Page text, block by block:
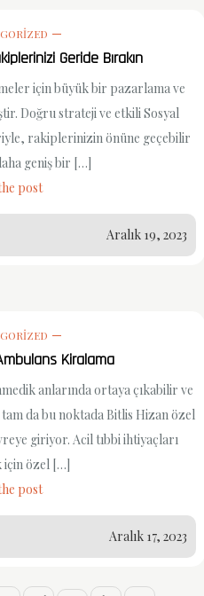
Geride Bırakın
için büyük bir pazarlama ve
Doğru strateji ve etkili Sosyal
rakiplerinizin önüne geçebilir
geniş bir […]
post
Aralık 19, 2023
Kiralama
anlarında ortaya çıkabilir ve
da bu noktada Bitlis Hizan özel
giriyor. Acil tıbbi ihtiyaçları
için özel […]
post
Aralık 17, 2023